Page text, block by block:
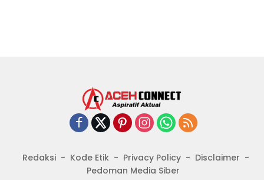
Redaksi Kode Etik Privacy Policy
Disclaimer
Pedoman Media Siber